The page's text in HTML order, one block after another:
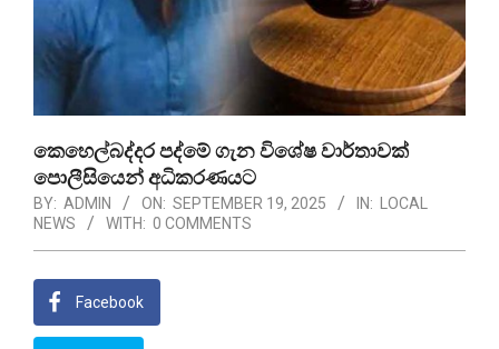
කෙහෙල්බද්දර පද්මේ ගැන විශේෂ වාර්තාවක්
පොලීසියෙන් අධිකරණයට
BY: ADMIN ON: SEPTEMBER 19, 2025 IN:
LOCAL
NEWS
WITH: 0 COMMENTS
Facebook